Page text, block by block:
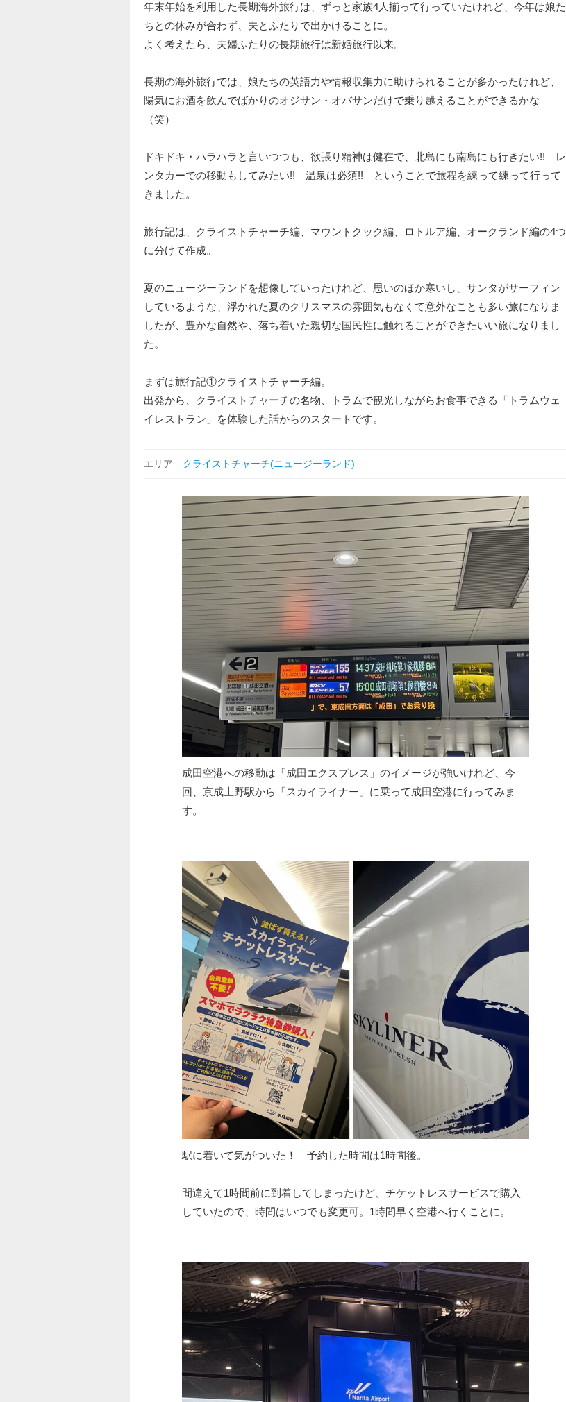
年末年始を利用した長期海外旅行は、ずっと家族4人揃って行っていたけれど、今年は娘た
ちとの休みが合わず、夫とふたりで出かけることに。
よく考えたら、夫婦ふたりの長期旅行は新婚旅行以来。
長期の海外旅行では、娘たちの英語力や情報収集力に助けられることが多かったけれど、
陽気にお酒を飲んでばかりのオジサン・オバサンだけで乗り越えることができるかな
（笑）
ドキドキ・ハラハラと言いつつも、欲張り精神は健在で、北島にも南島にも行きたい!! レ
ンタカーでの移動もしてみたい!! 温泉は必須!! ということで旅程を練って練って行って
きました。
旅行記は、クライストチャーチ編、マウントクック編、ロトルア編、オークランド編の4つ
に分けて作成。
夏のニュージーランドを想像していったけれど、思いのほか寒いし、サンタがサーフィン
しているような、浮かれた夏のクリスマスの雰囲気もなくて意外なことも多い旅になりま
したが、豊かな自然や、落ち着いた親切な国民性に触れることができたいい旅になりまし
た。
まずは旅行記①クライストチャーチ編。
出発から、クライストチャーチの名物、トラムで観光しながらお食事できる「トラムウェ
イレストラン」を体験した話からのスタートです。
エリア クライストチャーチ(ニュージーランド)
成田空港への移動は「成田エクスプレス」のイメージが強いけれど、今
回、京成上野駅から「スカイライナー」に乗って成田空港に行ってみま
す。
駅に着いて気がついた！ 予約した時間は1時間後。
間違えて1時間前に到着してしまったけど、チケットレスサービスで購入
していたので、時間はいつでも変更可。1時間早く空港へ行くことに。